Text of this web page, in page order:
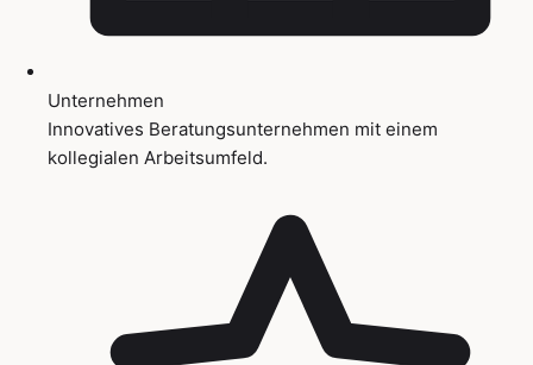
Unternehmen
Innovatives Beratungsunternehmen mit einem
kollegialen Arbeitsumfeld.